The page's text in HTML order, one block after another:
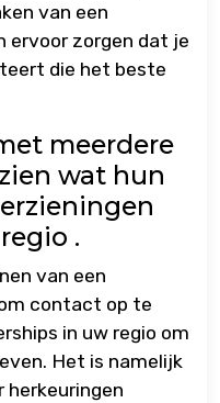
van een
ervoor zorgen dat je
die het beste
meerdere
wat hun
.
van een
contact op te
in uw regio om
Het is namelijk
herkeuringen